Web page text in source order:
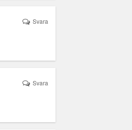
Svara
Svara